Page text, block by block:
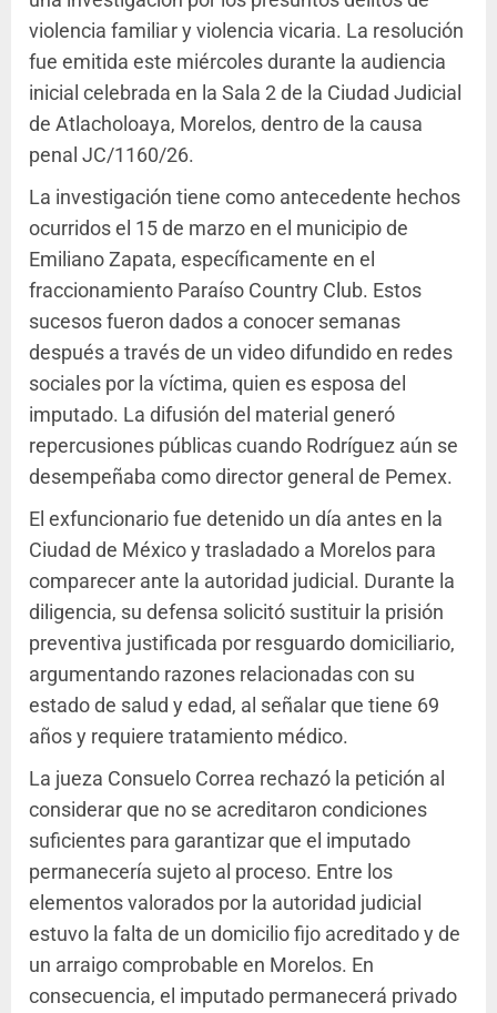
violencia familiar y violencia vicaria. La resolución
fue emitida este miércoles durante la audiencia
inicial celebrada en la Sala 2 de la Ciudad Judicial
de Atlacholoaya, Morelos, dentro de la causa
penal JC/1160/26.
La investigación tiene como antecedente hechos
ocurridos el 15 de marzo en el municipio de
Emiliano Zapata, específicamente en el
fraccionamiento Paraíso Country Club. Estos
sucesos fueron dados a conocer semanas
después a través de un video difundido en redes
sociales por la víctima, quien es esposa del
imputado. La difusión del material generó
repercusiones públicas cuando Rodríguez aún se
desempeñaba como director general de Pemex.
El exfuncionario fue detenido un día antes en la
Ciudad de México y trasladado a Morelos para
comparecer ante la autoridad judicial. Durante la
diligencia, su defensa solicitó sustituir la prisión
preventiva justificada por resguardo domiciliario,
argumentando razones relacionadas con su
estado de salud y edad, al señalar que tiene 69
años y requiere tratamiento médico.
La jueza Consuelo Correa rechazó la petición al
considerar que no se acreditaron condiciones
suficientes para garantizar que el imputado
permanecería sujeto al proceso. Entre los
elementos valorados por la autoridad judicial
estuvo la falta de un domicilio fijo acreditado y de
un arraigo comprobable en Morelos. En
consecuencia, el imputado permanecerá privado